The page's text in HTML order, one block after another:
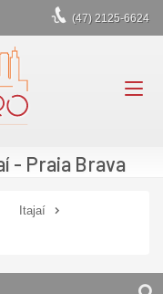
(47) 2125-6624
- Praia Brava
Itajaí